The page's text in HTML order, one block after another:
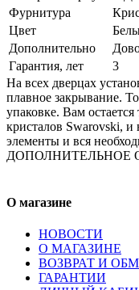
Фурнитура
Цвет
Дополнительно
Гарантия, лет
3
На всех дверцах
плавное закрывание.
упаковке. Вам
кристалов Swarovski,
элементы и вся
ДОПОЛНИТЕЛЬНОЕ
О магазине
НОВОСТИ
О МАГАЗИНЕ
ВОЗВРАТ И
ГАРАНТИИ